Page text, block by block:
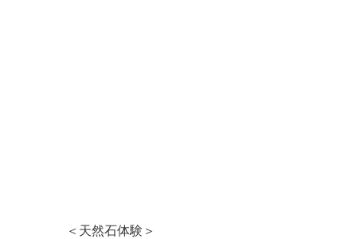
＜天然石体験＞